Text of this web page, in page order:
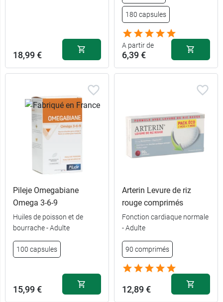
Rose 8,49 €
Rouge 8,49 €
Café 8,49 €
18,99 €
180 capsules
A partir de
6,39 €
240 capsules 15,69 €
60 capsules 6,39 €
Pileje Omegabiane
Omega 3-6-9
Huiles de poisson et de
bourrache - Adulte
100 capsules
15,99 €
Arterin Levure de riz
rouge comprimés
Fonction cardiaque normale
- Adulte
90 comprimés
12,89 €